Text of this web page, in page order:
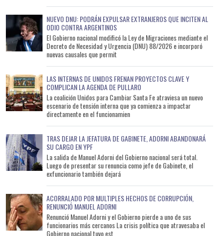
NUEVO DNU: PODRÁN EXPULSAR EXTRANJEROS QUE INCITEN AL
ODIO CONTRA ARGENTINOS
El Gobierno nacional modificó la Ley de Migraciones mediante el
Decreto de Necesidad y Urgencia (DNU) 88/2026 e incorporó
nuevas causales que permit
LAS INTERNAS DE UNIDOS FRENAN PROYECTOS CLAVE Y
COMPLICAN LA AGENDA DE PULLARO
La coalición Unidos para Cambiar Santa Fe atraviesa un nuevo
escenario de tensión interna que ya comienza a impactar
directamente en el funcionamien
TRAS DEJAR LA JEFATURA DE GABINETE, ADORNI ABANDONARÁ
SU CARGO EN YPF
La salida de Manuel Adorni del Gobierno nacional será total.
Luego de presentar su renuncia como jefe de Gabinete, el
exfuncionario también dejará
ACORRALADO POR MULTIPLES HECHOS DE CORRUPCIÓN,
RENUNCIÓ MANUEL ADORNI
Renunció Manuel Adorni y el Gobierno pierde a uno de sus
funcionarios más cercanos La crisis política que atravesaba el
Gobierno nacional tuvo est